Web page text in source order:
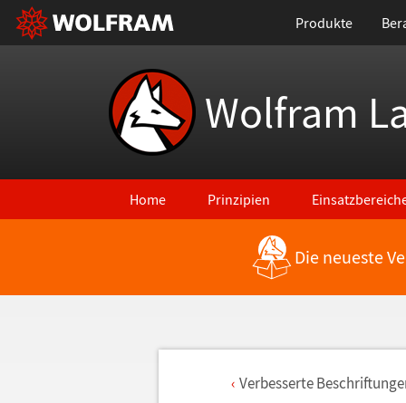
Produkte
Wolfram
Home Prinzipien
Die neueste
Verbesserte